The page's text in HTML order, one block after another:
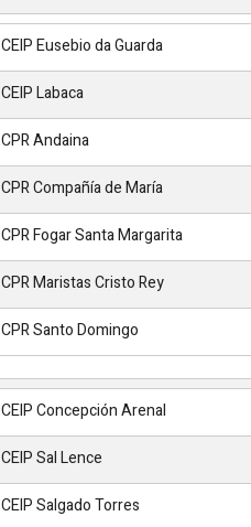
CEIP Eusebio da Guarda
CEIP Labaca
CPR Andaina
CPR Compañía de María
CPR Fogar Santa Margarita
CPR Maristas Cristo Rey
CPR Santo Domingo
CEIP Concepción Arenal
CEIP Sal Lence
CEIP Salgado Torres